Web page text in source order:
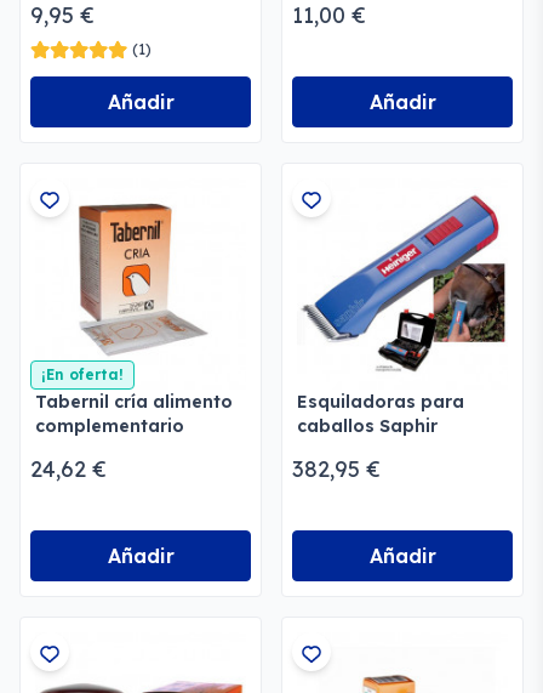
9,95 €
(1)
Añadir
11,00 €
Añadir
¡En oferta!
Tabernil cría alimento
complementario
24,62 €
Añadir
Esquiladoras para
caballos Saphir
382,95 €
Añadir